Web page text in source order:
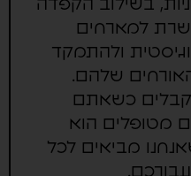
בשילוב הקפדה
למארחים
ולהתמקד
שלהם.
כשאתם
מטופלים הוא
מביאים לכל